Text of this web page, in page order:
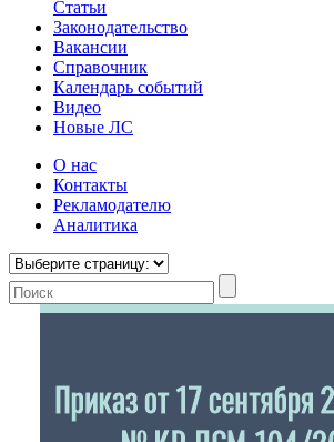
Статьи
Законодательство
Вакансии
Справочник
Календарь событий
Видео
Новые ЛС
О нас
Контакты
Рекламодателю
Аналитика